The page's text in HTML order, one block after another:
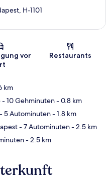
H-1101
vor
Restaurants
km
- 10 Gehminuten- 0.8 km
- 5 Autominuten- 1.8 km
- 7 Autominuten- 2.5 km
- 2.5 km